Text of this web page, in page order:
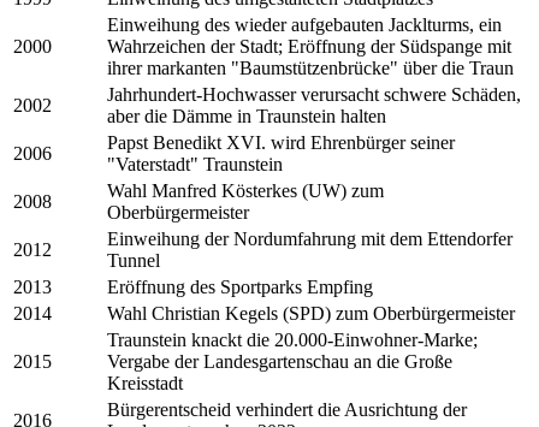
2000
Einweihung des wieder aufgebauten Jacklturms, ein
Wahrzeichen der Stadt; Eröffnung der Südspange mit
ihrer markanten "Baumstützenbrücke" über die Traun
2002
Jahrhundert-Hochwasser verursacht schwere Schäden,
aber die Dämme in Traunstein halten
2006
Papst Benedikt XVI. wird Ehrenbürger seiner
"Vaterstadt" Traunstein
2008
Wahl Manfred Kösterkes (UW) zum
Oberbürgermeister
2012
Einweihung der Nordumfahrung mit dem Ettendorfer
Tunnel
2013
Eröffnung des Sportparks Empfing
2014
Wahl Christian Kegels (SPD) zum Oberbürgermeister
2015
Traunstein knackt die 20.000-Einwohner-Marke;
Vergabe der Landesgartenschau an die Große
Kreisstadt
2016
Bürgerentscheid verhindert die Ausrichtung der